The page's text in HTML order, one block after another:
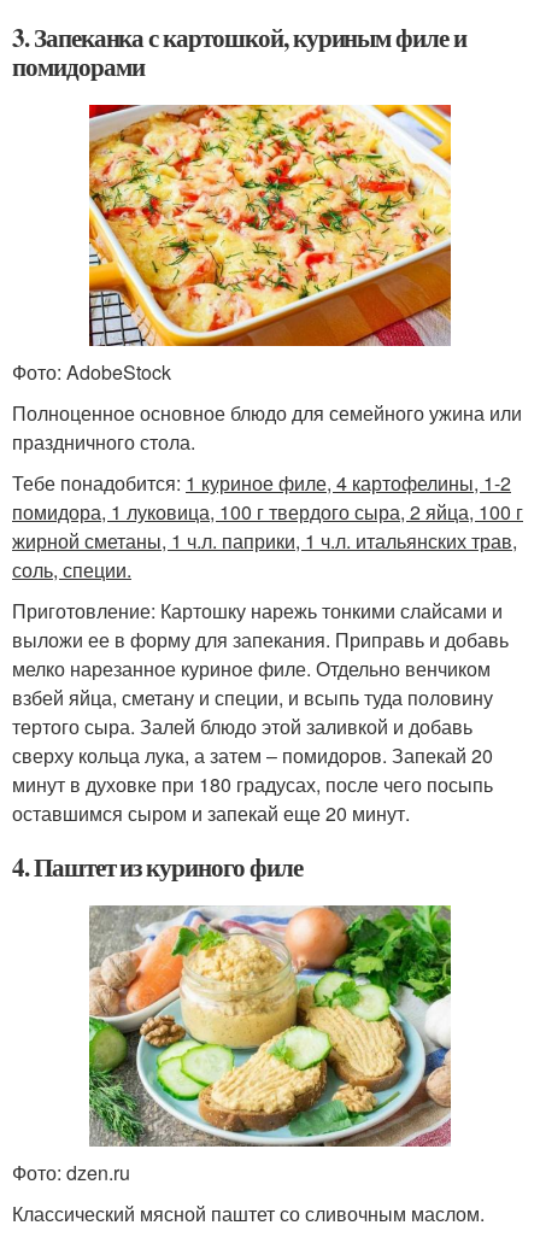
3. Запеканка с картошкой, куриным филе и
помидорами
Фото: AdobeStock
Полноценное основное блюдо для семейного ужина или
праздничного стола.
Тебе понадобится: 1 куриное филе, 4 картофелины, 1-2
помидора, 1 луковица, 100 г твердого сыра, 2 яйца, 100 г
жирной сметаны, 1 ч.л. паприки, 1 ч.л. итальянских трав,
соль, специи.
Приготовление: Картошку нарежь тонкими слайсами и
выложи ее в форму для запекания. Приправь и добавь
мелко нарезанное куриное филе. Отдельно венчиком
взбей яйца, сметану и специи, и всыпь туда половину
тертого сыра. Залей блюдо этой заливкой и добавь
сверху кольца лука, а затем – помидоров. Запекай 20
минут в духовке при 180 градусах, после чего посыпь
оставшимся сыром и запекай еще 20 минут.
4. Паштет из куриного филе
Фото: dzen.ru
Классический мясной паштет со сливочным маслом.